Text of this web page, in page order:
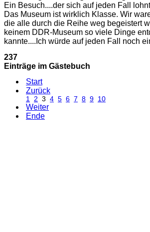
Ein Besuch....der sich auf jeden Fall
Das Museum ist wirklich Klasse. Wir
die alle durch die Reihe weg begeistert
keinem DDR-Museum so viele Dinge
kannte....Ich würde auf jeden Fall noch
237
Einträge im Gästebuch
Start
Zurück
1 2 3 4 5 6 7 8 9 10
Weiter
Ende